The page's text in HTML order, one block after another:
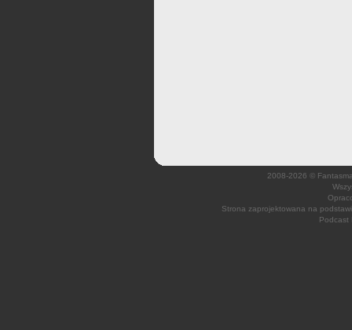
2008-2026 ©
Strona zaprojektowana na
Podcast